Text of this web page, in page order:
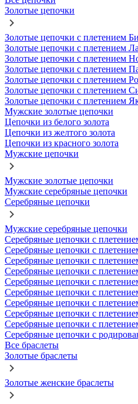
Золотые цепочки
Золотые цепочки с плетением
Золотые цепочки с плетением
Золотые цепочки с плетением
Золотые цепочки с плетением
Золотые цепочки с плетением
Золотые цепочки с плетением
Золотые цепочки с плетением
Мужские золотые цепочки
Цепочки из белого золота
Цепочки из желтого золота
Цепочки из красного золота
Мужские цепочки
Мужские золотые цепочки
Мужские серебряные цепочки
Серебряные цепочки
Мужские серебряные цепочки
Серебряные цепочки с
Серебряные цепочки с
Серебряные цепочки с
Серебряные цепочки с
Серебряные цепочки с
Серебряные цепочки с
Серебряные цепочки с
Серебряные цепочки с
Серебряные цепочки с
Серебряные цепочки с
Все браслеты
Золотые браслеты
Золотые женские браслеты